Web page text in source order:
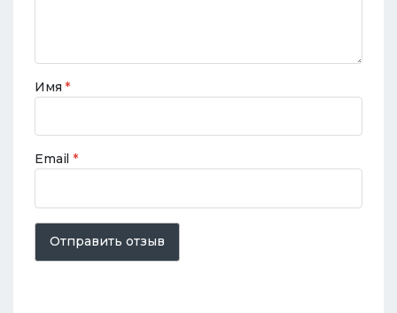
Имя*
Email*
Отправить отзыв